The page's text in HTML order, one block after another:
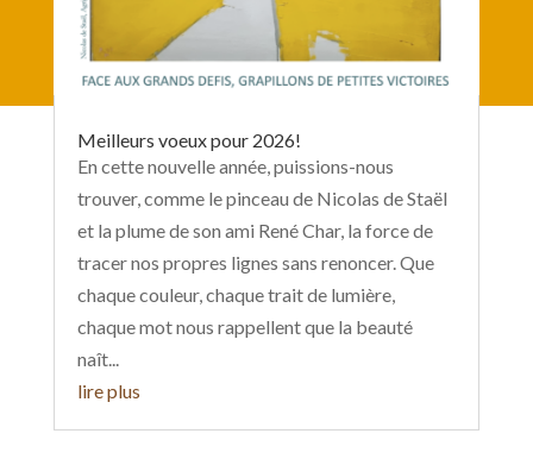
Meilleurs voeux pour 2026!
En cette nouvelle année, puissions-nous
trouver, comme le pinceau de Nicolas de Staël
et la plume de son ami René Char, la force de
tracer nos propres lignes sans renoncer. Que